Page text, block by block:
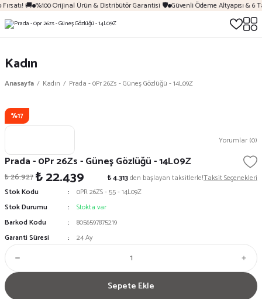
🚚 %100 Orijinal Ürün & Distribütör Garantisi 🛡️ Güvenli Ödeme Altyapısı & 6
Kadın
Anasayfa Kadın Prada - 0Pr 26Zs - Güneş Gözlüğü - 14L09Z
%17
Yorumlar (0)
Prada - 0Pr 26Zs - Güneş Gözlüğü - 14L09Z
₺ 26.927₺ 22.439 ₺ 4.313den başlayan taksitlerle!Taksit Seçenekleri
Stok Kodu
0PR 26ZS - 55 - 14L09Z
Stok Durumu
Stokta var
Barkod Kodu
8056597875219
Garanti Süresi
24 Ay
Sepete Ekle